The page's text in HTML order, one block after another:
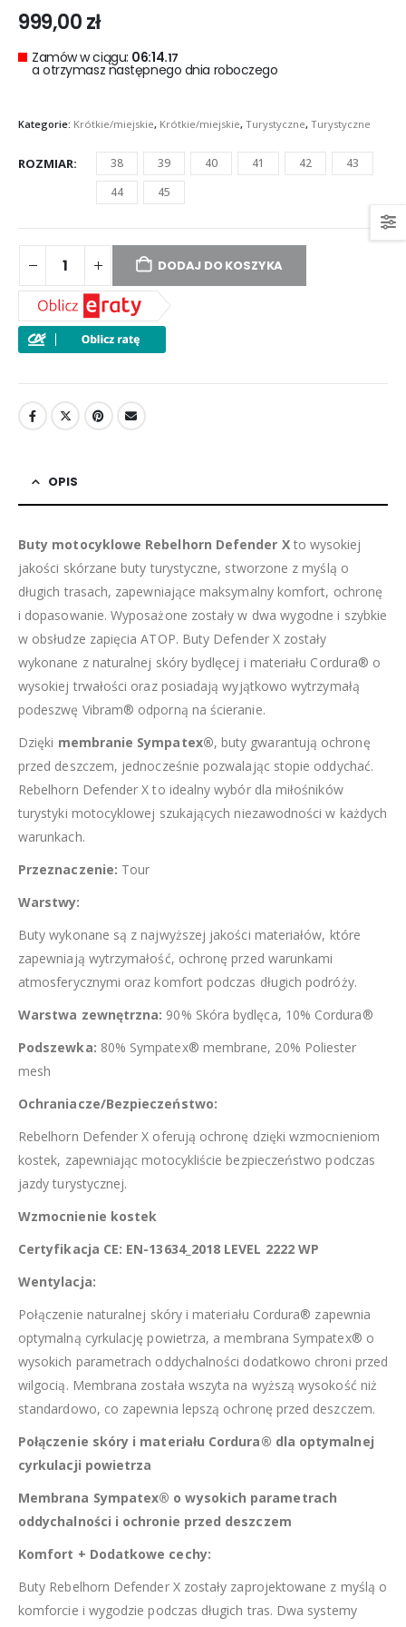
999,00zł
Zamów w ciągu: 06:14.17
a otrzymasz następnego dnia roboczego
Kategorie: Krótkie/miejskie, Krótkie/miejskie, Turystyczne, Turystyczne
ROZMIAR 38 39 40 41 42
43
44
45
DODAJ DO KOSZYKA
OPIS
Buty motocyklowe Rebelhorn Defender Xto wysokiej
jakości skórzane buty turystyczne, stworzone z myślą o
długich trasach, zapewniające maksymalny komfort, ochronę
i dopasowanie. Wyposażone zostały w dwa wygodne i szybkie
w obsłudze zapięcia ATOP. Buty Defender X zostały
wykonane z naturalnej skóry bydlęcej i materiału Cordura® o
wysokiej trwałości oraz posiadają wyjątkowo wytrzymałą
podeszwę Vibram® odporną na ścieranie.
Dzięki membranie Sympatex®, buty gwarantują ochronę
przed deszczem, jednocześnie pozwalając stopie oddychać.
Rebelhorn Defender X to idealny wybór dla miłośników
turystyki motocyklowej szukających niezawodności w każdych
warunkach.
Przeznaczenie: Tour
Warstwy:
Buty wykonane są z najwyższej jakości materiałów, które
zapewniają wytrzymałość, ochronę przed warunkami
atmosferycznymi oraz komfort podczas długich podróży.
Warstwa zewnętrzna: 90% Skóra bydlęca, 10% Cordura®
Podszewka: 80% Sympatex® membrane, 20% Poliester
mesh
Ochraniacze/Bezpieczeństwo:
Rebelhorn Defender X oferują ochronę dzięki wzmocnieniom
kostek, zapewniając motocykliście bezpieczeństwo podczas
jazdy turystycznej.
Wzmocnienie kostek
Certyfikacja CE: EN-13634_2018 LEVEL 2222 WP
Wentylacja:
Połączenie naturalnej skóry i materiału Cordura® zapewnia
optymalną cyrkulację powietrza, a membrana Sympatex® o
wysokich parametrach oddychalności dodatkowo chroni przed
wilgocią. Membrana została wszyta na wyższą wysokość niż
standardowo, co zapewnia lepszą ochronę przed deszczem.
Połączenie skóry i materiału Cordura® dla optymalnej
cyrkulacji powietrza
Membrana Sympatex® o wysokich parametrach
oddychalności i ochronie przed deszczem
Komfort + Dodatkowe cechy:
Buty Rebelhorn Defender X zostały zaprojektowane z myślą o
komforcie i wygodzie podczas długich tras. Dwa systemy